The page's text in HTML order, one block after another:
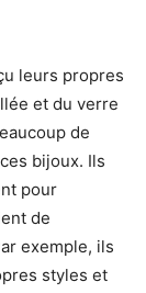
leurs propres
et du verre
de
bijoux. Ils
pour
de
exemple, ils
styles et